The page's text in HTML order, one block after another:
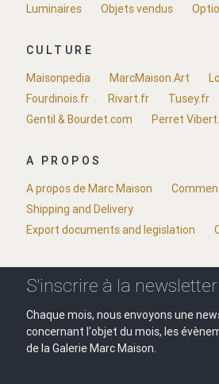
Luminaires
Objets vendus
CULTURE
Maisonpedia
MarcMaison.Art
Fourdinois.fr
Rivart.fr
Tusey.fr
Gentil & Bourdet.com
Perret
A PROPOS
A propos de Marc Maison
Shipping and Delivery
Export documents and legislation
S'inscrire à la newsletter
Chaque mois, nous envoyons une
concernant l'objet du mois, les
de la Galerie Marc Maison.